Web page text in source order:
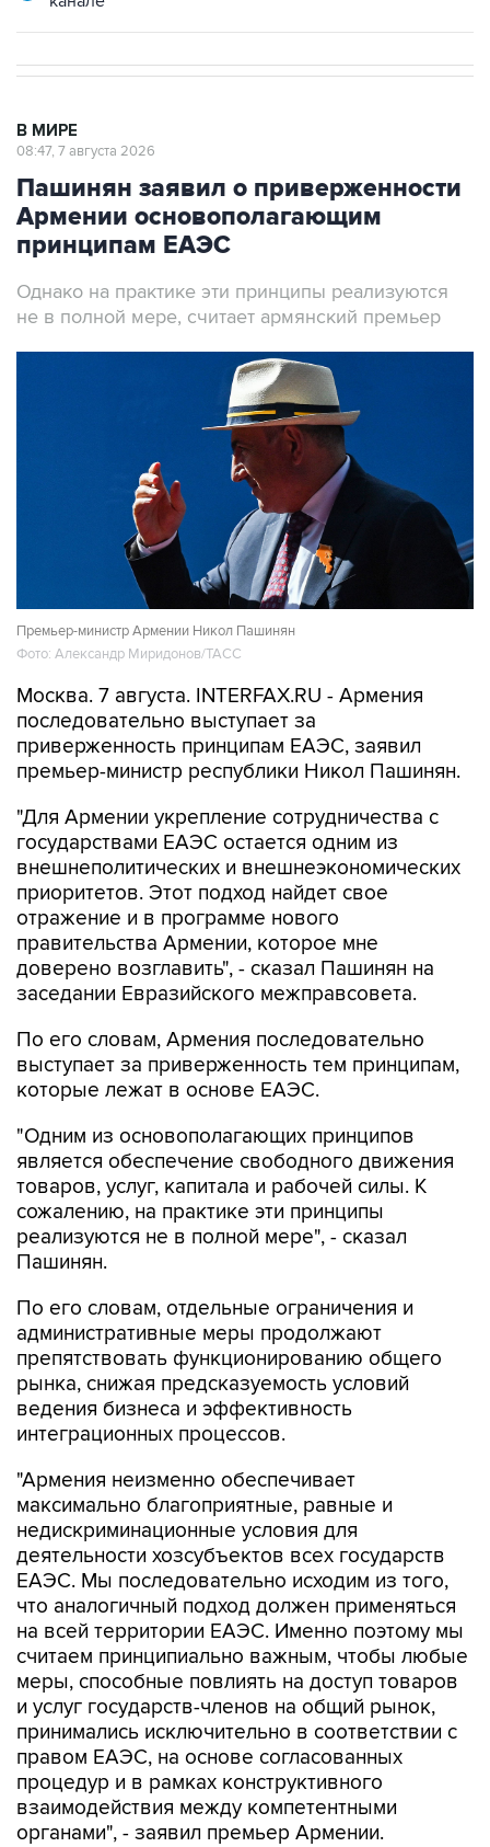
В МИРЕ
08:47, 7 августа 2026
Пашинян заявил о приверженности
Армении основополагающим
принципам ЕАЭС
Однако на практике эти принципы реализуются
не в полной мере, считает армянский премьер
Премьер-министр Армении Никол Пашинян
Фото: Александр Миридонов/ТАСС
Москва. 7 августа. INTERFAX.RU - Армения
последовательно выступает за
приверженность принципам ЕАЭС, заявил
премьер-министр республики Никол Пашинян.
"Для Армении укрепление сотрудничества с
государствами ЕАЭС остается одним из
внешнеполитических и внешнеэкономических
приоритетов. Этот подход найдет свое
отражение и в программе нового
правительства Армении, которое мне
доверено возглавить", - сказал Пашинян на
заседании Евразийского межправсовета.
По его словам, Армения последовательно
выступает за приверженность тем принципам,
которые лежат в основе ЕАЭС.
"Одним из основополагающих принципов
является обеспечение свободного движения
товаров, услуг, капитала и рабочей силы. К
сожалению, на практике эти принципы
реализуются не в полной мере", - сказал
Пашинян.
По его словам, отдельные ограничения и
административные меры продолжают
препятствовать функционированию общего
рынка, снижая предсказуемость условий
ведения бизнеса и эффективность
интеграционных процессов.
"Армения неизменно обеспечивает
максимально благоприятные, равные и
недискриминационные условия для
деятельности хозсубъектов всех государств
ЕАЭС. Мы последовательно исходим из того,
что аналогичный подход должен применяться
на всей территории ЕАЭС. Именно поэтому мы
считаем принципиально важным, чтобы любые
меры, способные повлиять на доступ товаров
и услуг государств-членов на общий рынок,
принимались исключительно в соответствии с
правом ЕАЭС, на основе согласованных
процедур и в рамках конструктивного
взаимодействия между компетентными
органами", - заявил премьер Армении.